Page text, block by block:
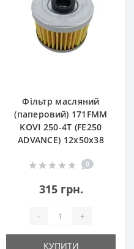
Фільтр масляний
(паперовий) 171FMM
KOVI 250-4T (FE250
ADVANCE) 12х50х38
0
315 грн.
- +
КУПИТИ